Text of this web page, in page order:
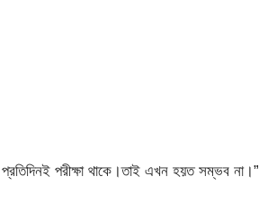
পরীক্ষা থাকে।তাই এখন হয়ত সম্ভব না।”